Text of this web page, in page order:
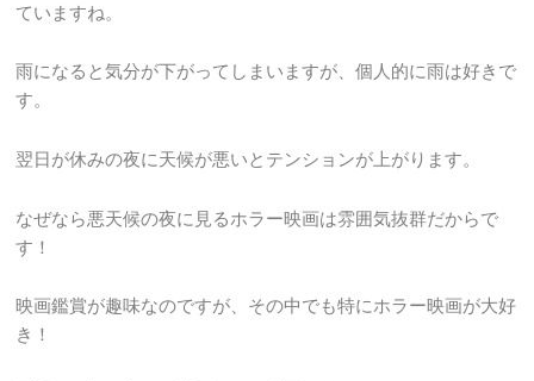
ていますね。
雨になると気分が下がってしまいますが、個人的に雨は好きで
す。
翌日が休みの夜に天候が悪いとテンションが上がります。
なぜなら悪天候の夜に見るホラー映画は雰囲気抜群だからで
す！
映画鑑賞が趣味なのですが、その中でも特にホラー映画が大好
き！